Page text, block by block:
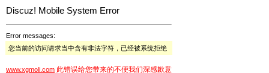
Discuz! Mobile System Error
Error messages:
您当前的访问请求当中含有非法字符，已经被系统拒绝
www.xgmoli.com 此错误给您带来的不便我们深感歉意